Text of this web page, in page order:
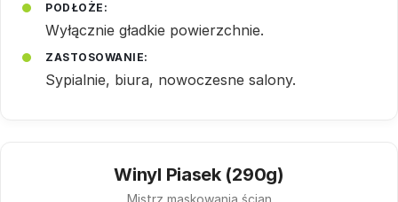
PODŁOŻE:
Wyłącznie gładkie powierzchnie.
ZASTOSOWANIE:
Sypialnie, biura, nowoczesne salony.
Winyl Piasek (290g)